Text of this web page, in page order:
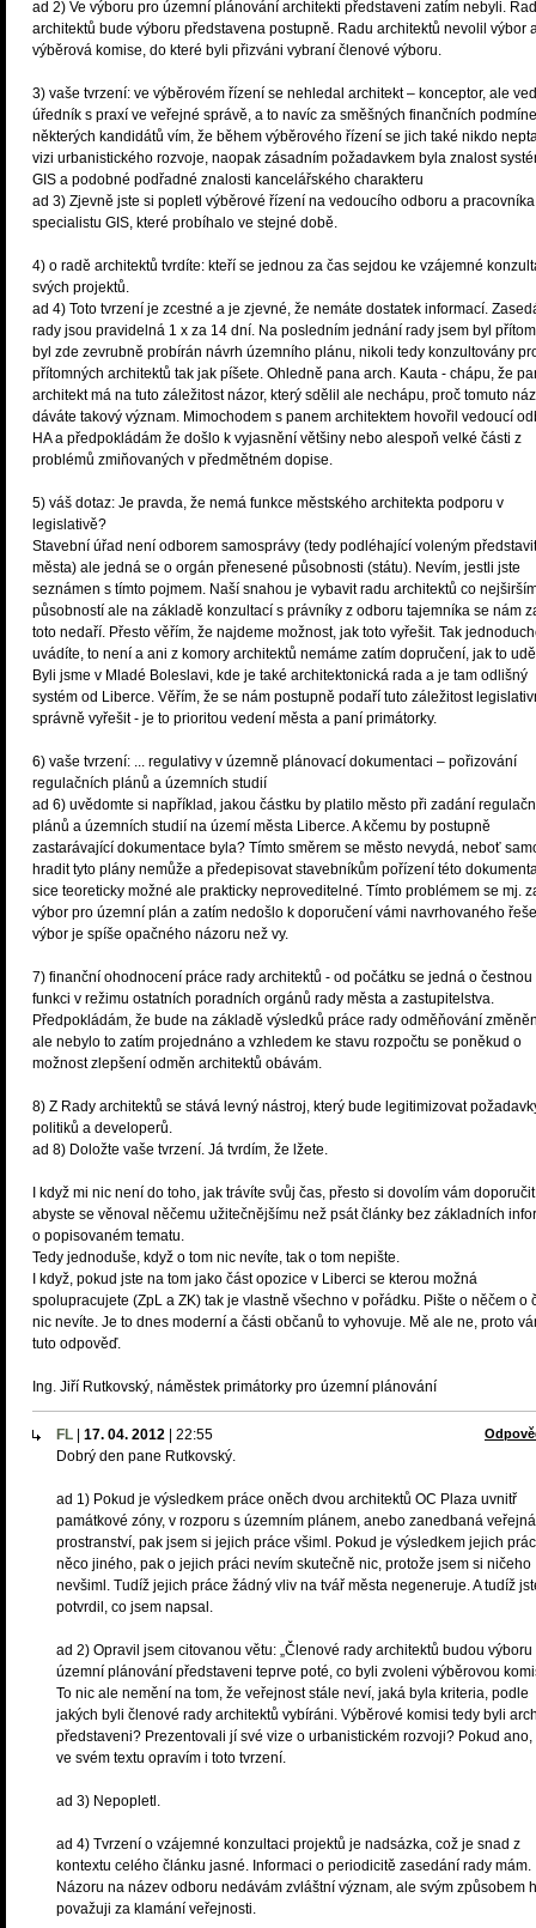
ad 2) Ve výboru pro územní plánování architekti představeni zatím nebyli.
architektů bude výboru představena postupně. Radu architektů nevolil výbor
výběrová komise, do které byli přizváni vybraní členové výboru.
3) vaše tvrzení: ve výběrovém řízení se nehledal architekt – konceptor, ale
úředník s praxí ve veřejné správě, a to navíc za směšných finančních
některých kandidátů vím, že během výběrového řízení se jich také nikdo
vizi urbanistického rozvoje, naopak zásadním požadavkem byla znalost
GIS a podobné podřadné znalosti kancelářského charakteru
ad 3) Zjevně jste si popletl výběrové řízení na vedoucího odboru a
specialistu GIS, které probíhalo ve stejné době.
4) o radě architektů tvrdíte: kteří se jednou za čas sejdou ke vzájemné
svých projektů.
ad 4) Toto tvrzení je zcestné a je zjevné, že nemáte dostatek informací.
rady jsou pravidelná 1 x za 14 dní. Na posledním jednání rady jsem byl
byl zde zevrubně probírán návrh územního plánu, nikoli tedy konzultovány
přítomných architektů tak jak píšete. Ohledně pana arch. Kauta - chápu, že
architekt má na tuto záležitost názor, který sdělil ale nechápu, proč tomuto
dáváte takový význam. Mimochodem s panem architektem hovořil vedoucí
HA a předpokládám že došlo k vyjasnění většiny nebo alespoň velké části z
problémů zmiňovaných v předmětném dopise.
5) váš dotaz: Je pravda, že nemá funkce městského architekta podporu v
legislativě?
Stavební úřad není odborem samosprávy (tedy podléhající voleným
města) ale jedná se o orgán přenesené působnosti (státu). Nevím, jestli jste
seznámen s tímto pojmem. Naší snahou je vybavit radu architektů co
působností ale na základě konzultací s právníky z odboru tajemníka se nám
toto nedaří. Přesto věřím, že najdeme možnost, jak toto vyřešit. Tak
uvádíte, to není a ani z komory architektů nemáme zatím dopručení, jak to
Byli jsme v Mladé Boleslavi, kde je také architektonická rada a je tam odlišný
systém od Liberce. Věřím, že se nám postupně podaří tuto záležitost
správně vyřešit - je to prioritou vedení města a paní primátorky.
6) vaše tvrzení: ... regulativy v územně plánovací dokumentaci – pořizování
regulačních plánů a územních studií
ad 6) uvědomte si například, jakou částku by platilo město při zadání
plánů a územních studií na území města Liberce. A kčemu by postupně
zastarávající dokumentace byla? Tímto směrem se město nevydá, neboť
hradit tyto plány nemůže a předepisovat stavebníkům pořízení této
sice teoreticky možné ale prakticky neproveditelné. Tímto problémem se mj.
výbor pro územní plán a zatím nedošlo k doporučení vámi navrhovaného
výbor je spíše opačného názoru než vy.
7) finanční ohodnocení práce rady architektů - od počátku se jedná o čestnou
funkci v režimu ostatních poradních orgánů rady města a zastupitelstva.
Předpokládám, že bude na základě výsledků práce rady odměňování
ale nebylo to zatím projednáno a vzhledem ke stavu rozpočtu se poněkud o
možnost zlepšení odměn architektů obávám.
8) Z Rady architektů se stává levný nástroj, který bude legitimizovat
politiků a developerů.
ad 8) Doložte vaše tvrzení. Já tvrdím, že lžete.
I když mi nic není do toho, jak trávíte svůj čas, přesto si dovolím vám
abyste se věnoval něčemu užitečnějšímu než psát články bez základních
o popisovaném tematu.
Tedy jednoduše, když o tom nic nevíte, tak o tom nepište.
I když, pokud jste na tom jako část opozice v Liberci se kterou možná
spolupracujete (ZpL a ZK) tak je vlastně všechno v pořádku. Pište o něčem o
nic nevíte. Je to dnes moderní a části občanů to vyhovuje. Mě ale ne, proto
tuto odpověď.
Ing. Jiří Rutkovský, náměstek primátorky pro územní plánování
FL 17. 04. 2012 22:55
Dobrý den pane Rutkovský.
ad 1) Pokud je výsledkem práce oněch dvou architektů OC Plaza uvnitř
památkové zóny, v rozporu s územním plánem, anebo zanedbaná veřejná
prostranství, pak jsem si jejich práce všiml. Pokud je výsledkem jejich
něco jiného, pak o jejich práci nevím skutečně nic, protože jsem si ničeho
nevšiml. Tudíž jejich práce žádný vliv na tvář města negeneruje. A tudíž
potvrdil, co jsem napsal.
ad 2) Opravil jsem citovanou větu: „Členové rady architektů budou výboru
územní plánování představeni teprve poté, co byli zvoleni výběrovou
To nic ale nemění na tom, že veřejnost stále neví, jaká byla kriteria, podle
jakých byli členové rady architektů vybíráni. Výběrové komisi tedy byli
představeni? Prezentovali jí své vize o urbanistickém rozvoji? Pokud ano,
ve svém textu opravím i toto tvrzení.
ad 3) Nepopletl.
ad 4) Tvrzení o vzájemné konzultaci projektů je nadsázka, což je snad z
kontextu celého článku jasné. Informaci o periodicitě zasedání rady mám.
Názoru na název odboru nedávám zvláštní význam, ale svým způsobem
považuji za klamání veřejnosti.